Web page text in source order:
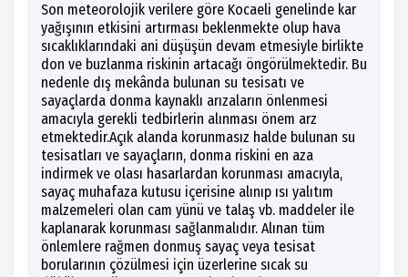
Son meteorolojik verilere göre Kocaeli genelinde kar
yağışının etkisini artırması beklenmekte olup hava
sıcaklıklarındaki ani düşüşün devam etmesiyle birlikte
don ve buzlanma riskinin artacağı öngörülmektedir. Bu
nedenle dış mekânda bulunan su tesisatı ve
sayaçlarda donma kaynaklı arızaların önlenmesi
amacıyla gerekli tedbirlerin alınması önem arz
etmektedir.Açık alanda korunmasız halde bulunan su
tesisatları ve sayaçların, donma riskini en aza
indirmek ve olası hasarlardan korunması amacıyla,
sayaç muhafaza kutusu içerisine alınıp ısı yalıtım
malzemeleri olan cam yünü ve talaş vb. maddeler ile
kaplanarak korunması sağlanmalıdır. Alınan tüm
önlemlere rağmen donmuş sayaç veya tesisat
borularının çözülmesi için üzerlerine sıcak su